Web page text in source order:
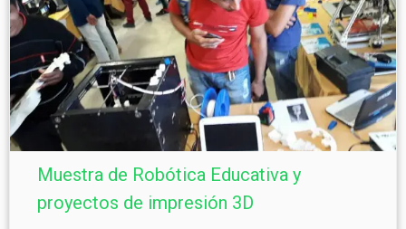
Muestra de Robótica Educativa y
proyectos de impresión 3D